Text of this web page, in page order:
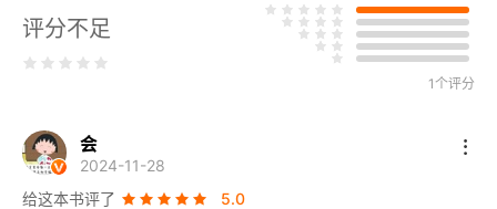
三 破釜沉舟去敦煌
一 沿着河西走廊前进
二 致礼莫高窟
评分不足
1个评分
会
2024-11-28
给这本书评了
5.0